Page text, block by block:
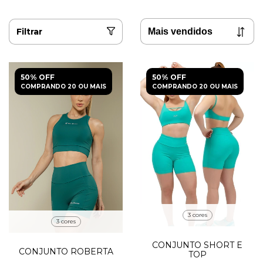
Filtrar
50% OFF
COMPRANDO 20 OU MAIS
3 cores
CONJUNTO ROBERTA
50% OFF
COMPRANDO 20 OU MAIS
3 cores
CONJUNTO SHORT E
TOP